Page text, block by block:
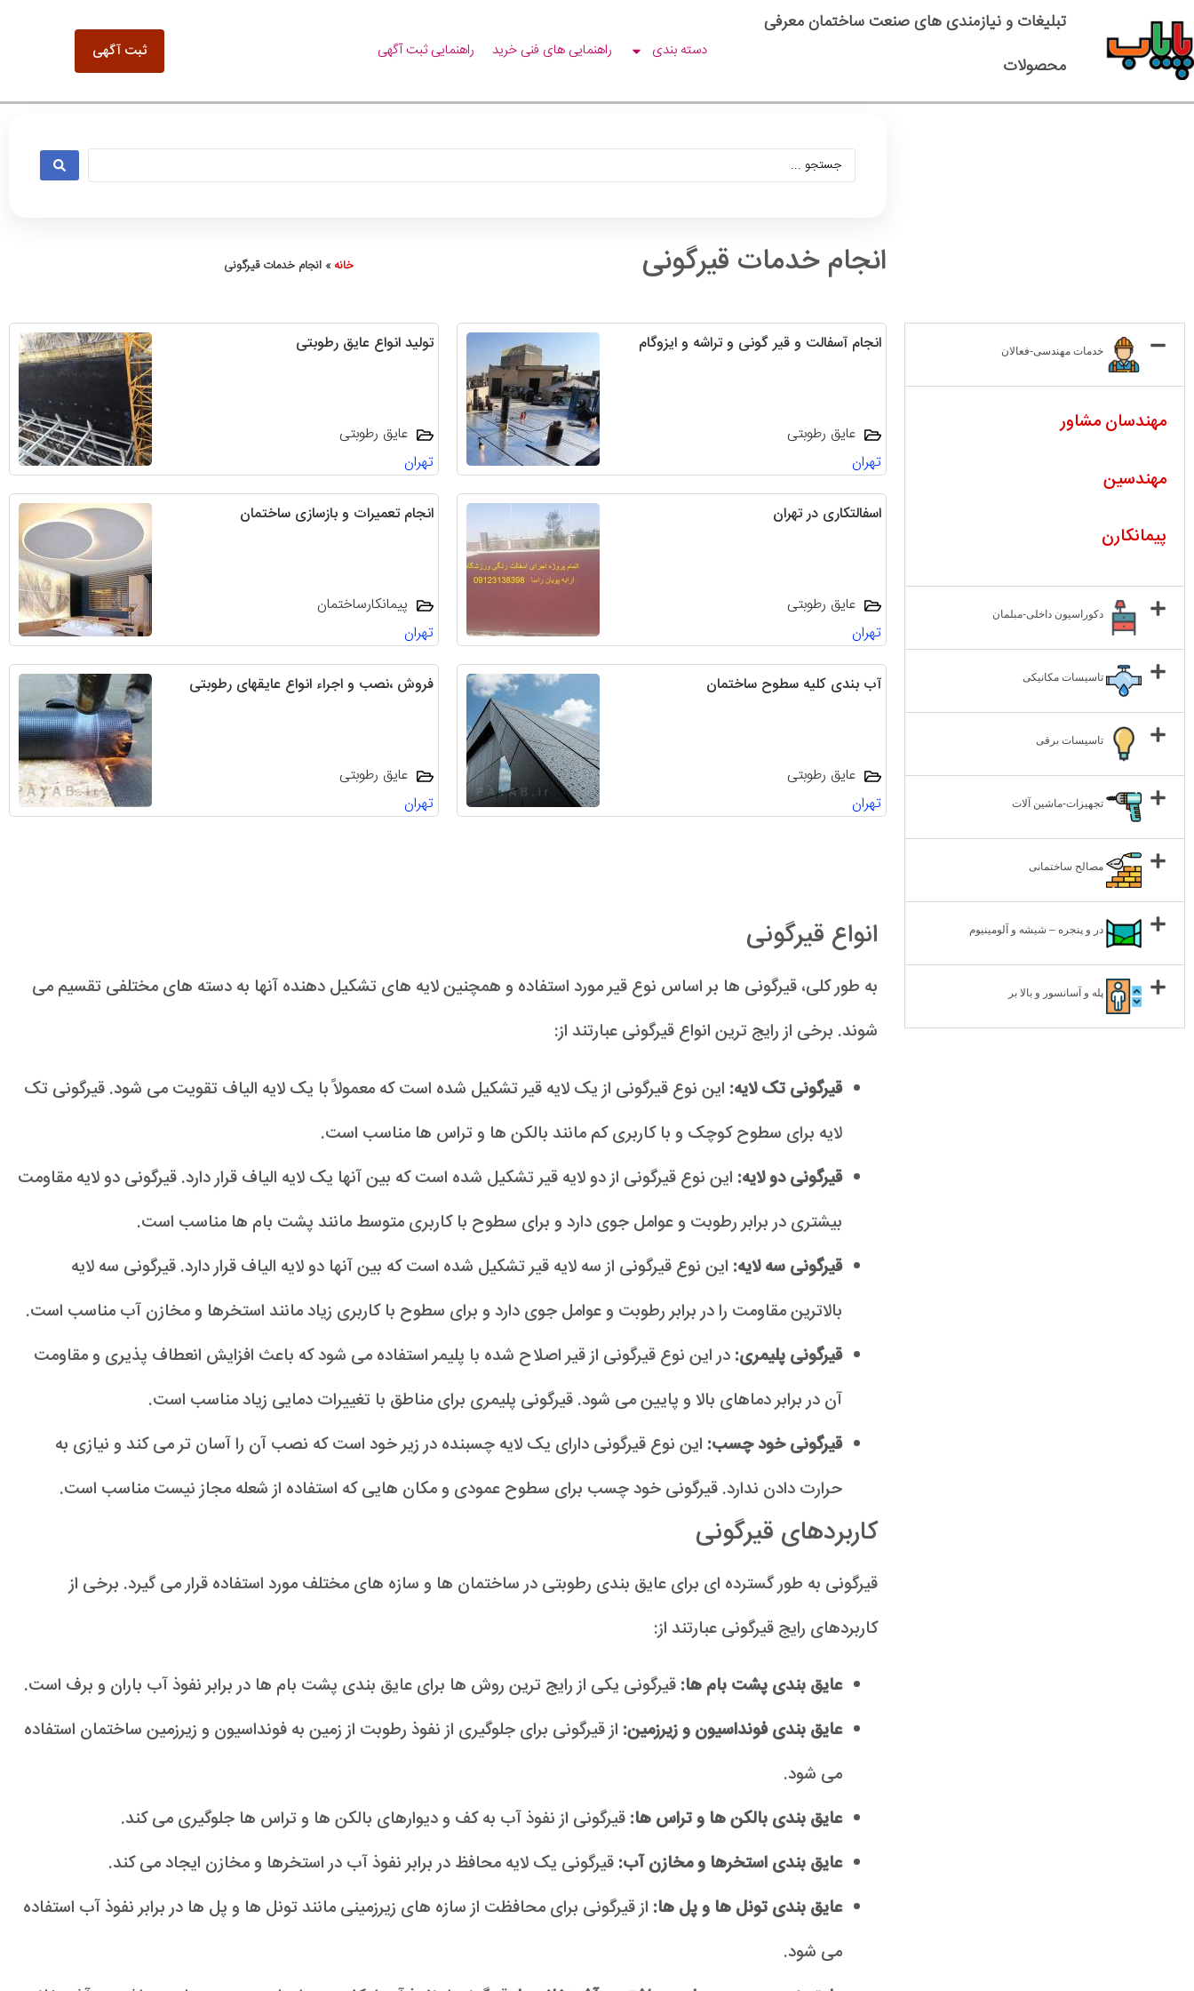
تبلیغات و نیازمندی های صنعت ساختمان معرفی
محصولات
دسته بندی راهنمایی های فنی خرید راهنمایی ثبت آگهی ثبت آگهی
انجام خدمات قیرگونی خانه»انجام خدمات قیرگونی
خدمات مهندسی-فعالان
مهندسان مشاور
مهندسین
پیمانکارن
دکوراسیون داخلی-مبلمان
تاسیسات مکانیکی
تاسیسات برقی
تجهیزات-ماشین آلات
مصالح ساختمانی
در و پنجره – شیشه و آلومینیوم
پله و آسانسور و بالا بر
انجام آسفالت و قیر گونی و تراشه و ایزوگام
عایق رطوبتی
تهران
تولید انواع عایق رطوبتی
عایق رطوبتی
تهران
اسفالتکاری در تهران
عایق رطوبتی
تهران
انجام تعمیرات و بازسازی ساختمان
پیمانکارساختمان
تهران
آب بندی کلیه سطوح ساختمان
عایق رطوبتی
تهران
فروش ،نصب و اجراء انواع عایقهای رطوبتی
عایق رطوبتی
تهران
انواع قیرگونی
به طور کلی، قیرگونی ها بر اساس نوع قیر مورد استفاده و همچنین لایه های تشکیل دهنده آنها به دسته های مختلفی تقسیم می
شوند. برخی از رایج ترین انواع قیرگونی عبارتند از:
قیرگونی تک لایه: این نوع قیرگونی از یک لایه قیر تشکیل شده است که معمولاً با یک لایه الیاف تقویت می شود. قیرگونی تک
لایه برای سطوح کوچک و با کاربری کم مانند بالکن ها و تراس ها مناسب است.
قیرگونی دو لایه: این نوع قیرگونی از دو لایه قیر تشکیل شده است که بین آنها یک لایه الیاف قرار دارد. قیرگونی دو لایه مقاومت
بیشتری در برابر رطوبت و عوامل جوی دارد و برای سطوح با کاربری متوسط مانند پشت بام ها مناسب است.
قیرگونی سه لایه: این نوع قیرگونی از سه لایه قیر تشکیل شده است که بین آنها دو لایه الیاف قرار دارد. قیرگونی سه لایه
بالاترین مقاومت را در برابر رطوبت و عوامل جوی دارد و برای سطوح با کاربری زیاد مانند استخرها و مخازن آب مناسب است.
قیرگونی پلیمری:در این نوع قیرگونی از قیر اصلاح شده با پلیمر استفاده می شود که باعث افزایش انعطاف پذیری و مقاومت
آن در برابر دماهای بالا و پایین می شود. قیرگونی پلیمری برای مناطق با تغییرات دمایی زیاد مناسب است.
قیرگونی خود چسب: این نوع قیرگونی دارای یک لایه چسبنده در زیر خود است که نصب آن را آسان تر می کند و نیازی به
حرارت دادن ندارد. قیرگونی خود چسب برای سطوح عمودی و مکان هایی که استفاده از شعله مجاز نیست مناسب است.
کاربردهای قیرگونی
قیرگونی به طور گسترده ای برای عایق بندی رطوبتی در ساختمان ها و سازه های مختلف مورد استفاده قرار می گیرد. برخی از
کاربردهای رایج قیرگونی عبارتند از:
عایق بندی پشت بام ها:قیرگونی یکی از رایج ترین روش ها برای عایق بندی پشت بام ها در برابر نفوذ آب باران و برف است.
عایق بندی فونداسیون و زیرزمین: از قیرگونی برای جلوگیری از نفوذ رطوبت از زمین به فونداسیون و زیرزمین ساختمان استفاده
می شود.
عایق بندی بالکن ها و تراس ها:قیرگونی از نفوذ آب به کف و دیوارهای بالکن ها و تراس ها جلوگیری می کند.
عایق بندی استخرها و مخازن آب:قیرگونی یک لایه محافظ در برابر نفوذ آب در استخرها و مخازن ایجاد می کند.
عایق بندی تونل ها و پل ها: از قیرگونی برای محافظت از سازه های زیرزمینی مانند تونل ها و پل ها در برابر نفوذ آب استفاده
می شود.